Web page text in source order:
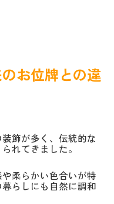
お位牌との違
飾が多く、伝統的な
れてきました。
柔らかい色合いが特
らしにも自然に調和